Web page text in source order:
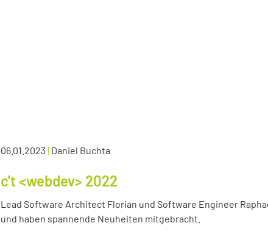
06.01.2023| Daniel Buchta
c't <webdev> 2022
Lead Software Architect Florian und Software Engineer
und haben spannende Neuheiten mitgebracht.